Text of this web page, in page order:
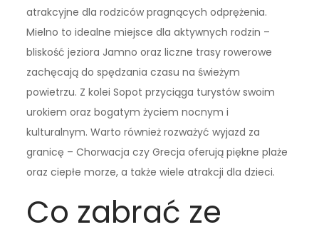
atrakcyjne dla rodziców pragnących odprężenia.
Mielno to idealne miejsce dla aktywnych rodzin –
bliskość jeziora Jamno oraz liczne trasy rowerowe
zachęcają do spędzania czasu na świeżym
powietrzu. Z kolei Sopot przyciąga turystów swoim
urokiem oraz bogatym życiem nocnym i
kulturalnym. Warto również rozważyć wyjazd za
granicę – Chorwacja czy Grecja oferują piękne plaże
oraz ciepłe morze, a także wiele atrakcji dla dzieci.
Co zabrać ze